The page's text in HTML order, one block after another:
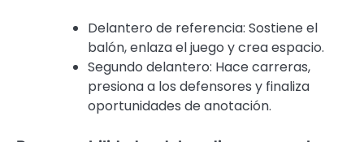
Delantero de referencia: Sostiene el
balón, enlaza el juego y crea espacio.
Segundo delantero: Hace carreras,
presiona a los defensores y finaliza
oportunidades de anotación.